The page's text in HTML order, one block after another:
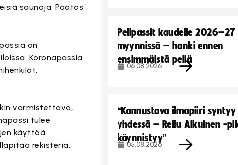
saunoja. Päätös
on
Koronapassia
varmistettava,
tulee
käyttöä
rekisteriä.
Pelipassit kaudelle
myynnissä – hanki ennen
ensimmäistä peliä
06.08.2026
“Kannustava ilmapiiri syntyy
yhdessä – Reilu Aikuinen -
käynnistyy”
05.08.2026